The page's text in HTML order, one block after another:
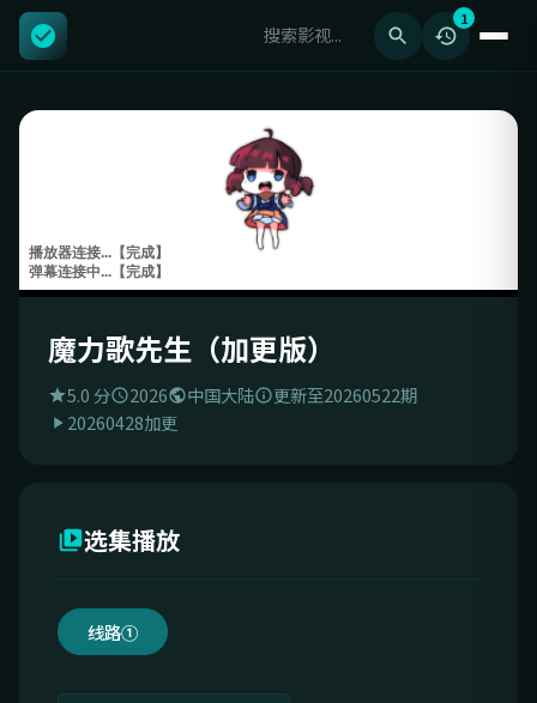
1
魔力歌先生（加更版）
5.0 分 2026 中国大陆
更新至20260522期
20260428加更
选集播放
线路①